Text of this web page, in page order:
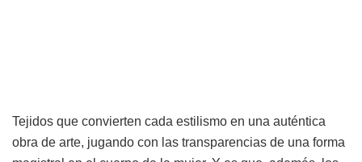
Tejidos que convierten cada estilismo en una auténtica
obra de arte, jugando con las transparencias de una forma